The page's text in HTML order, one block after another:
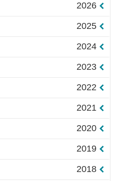
2026
2025
2024
2023
2022
2021
2020
2019
2018